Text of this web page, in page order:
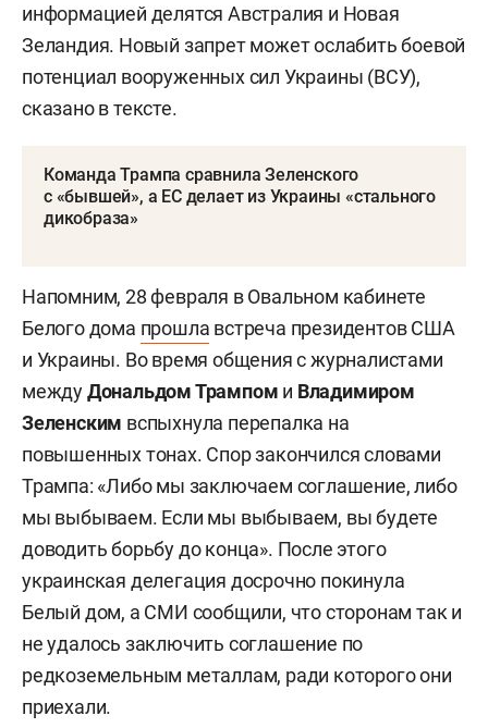
информацией делятся Австралия и Новая
Зеландия. Новый запрет может ослабить боевой
потенциал вооруженных сил Украины (ВСУ),
сказано в тексте.
Команда Трампа сравнила Зеленского
с «бывшей», а ЕС делает из Украины «стального
дикобраза»
Напомним, 28 февраля в Овальном кабинете
Белого дома прошла встреча президентов США
и Украины. Во время общения с журналистами
междуДональдом Трампом и Владимиром
Зеленским вспыхнула перепалка на
повышенных тонах. Спор закончился словами
Трампа: «Либо мы заключаем соглашение, либо
мы выбываем. Если мы выбываем, вы будете
доводить борьбу до конца». После этого
украинская делегация досрочно покинула
Белый дом, а СМИ сообщили, что сторонам так и
не удалось заключить соглашение по
редкоземельным металлам, ради которого они
приехали.